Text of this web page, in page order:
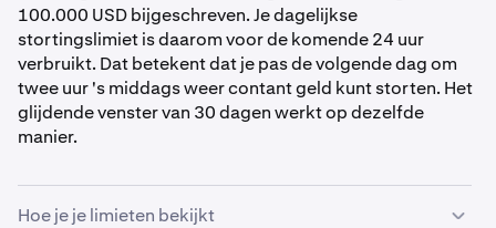
100.000 USD bijgeschreven. Je dagelijkse
stortingslimiet is daarom voor de komende 24 uur
verbruikt. Dat betekent dat je pas de volgende dag om
twee uur 's middags weer contant geld kunt storten. Het
glijdende venster van 30 dagen werkt op dezelfde
manier.
Hoe je je limieten bekijkt